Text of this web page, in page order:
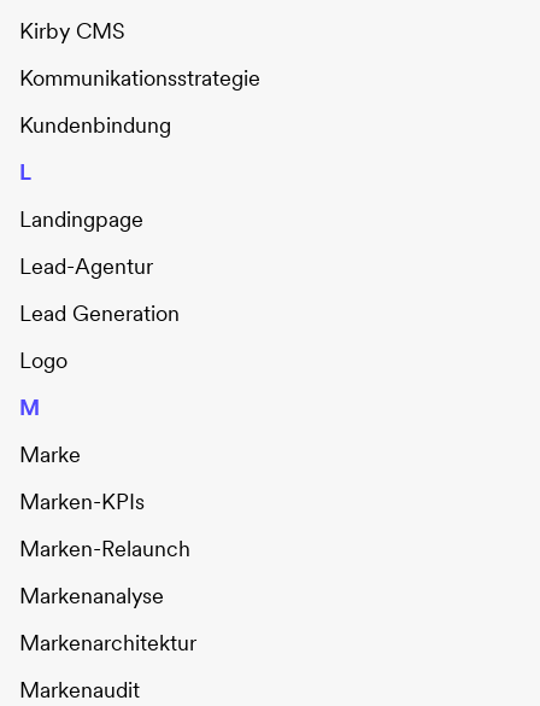
Kirby CMS
Kommunikationsstrategie
Kundenbindung
L
Landingpage
Lead-Agentur
Lead Generation
Logo
M
Marke
Marken-KPIs
Marken-Relaunch
Markenanalyse
Markenarchitektur
Markenaudit